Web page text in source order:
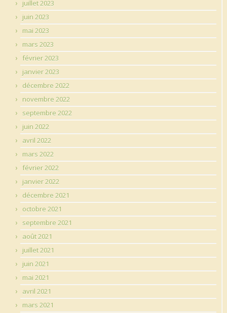
juillet 2023
juin 2023
mai 2023
mars 2023
février 2023
janvier 2023
décembre 2022
novembre 2022
septembre 2022
juin 2022
avril 2022
mars 2022
février 2022
janvier 2022
décembre 2021
octobre 2021
septembre 2021
août 2021
juillet 2021
juin 2021
mai 2021
avril 2021
mars 2021